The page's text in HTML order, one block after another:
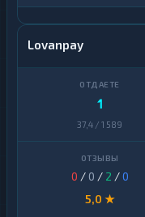
Lovanpay
1
37,4 / 1 589
0 / 0 / 2 /0
5,0 ★